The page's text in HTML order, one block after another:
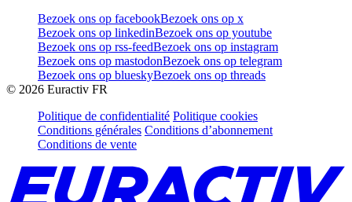
Bezoek ons op facebookBezoek ons op x
Bezoek ons op linkedinBezoek ons op youtube
Bezoek ons op rss-feedBezoek ons op instagram
Bezoek ons op mastodonBezoek ons op telegram
Bezoek ons op blueskyBezoek ons op threads
© 2026 Euractiv FR
Politique de confidentialité Politique cookies
Conditions générales Conditions d’abonnement
Conditions de vente